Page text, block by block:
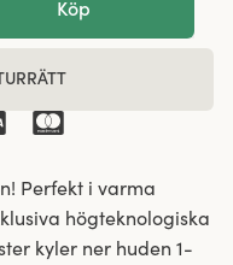
Köp
Perfekt i varma
högteknologiska
kyler ner huden 1-